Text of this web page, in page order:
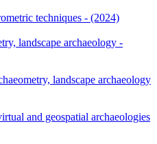
techniques - (2024)
landscape archaeology -
landscape archaeology
and geospatial archaeologies